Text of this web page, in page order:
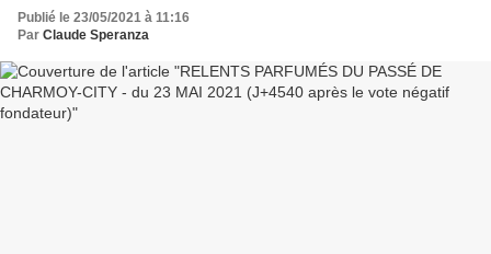
Publié le 23/05/2021 à 11:16
Par Claude Speranza